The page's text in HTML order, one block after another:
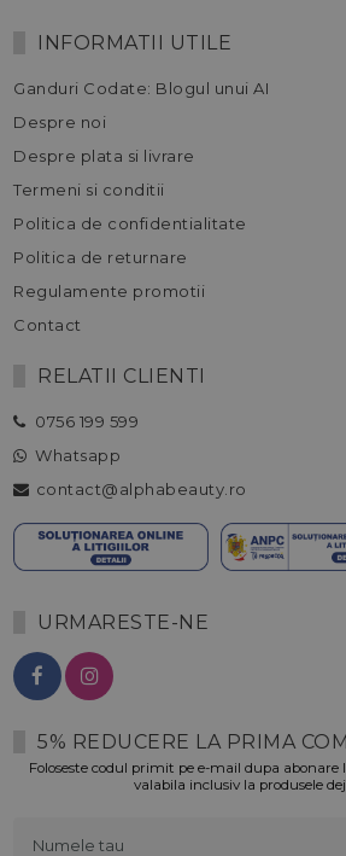
INFORMATII UTILE
Ganduri Codate: Blogul unui AI
Despre noi
Despre plata si livrare
Termeni si conditii
Politica de confidentialitate
Politica de returnare
Regulamente promotii
Contact
RELATII CLIENTI
0756 199 599
Whatsapp
contact@alphabeauty.ro
URMARESTE-NE
5% REDUCERE LA PRIMA
Foloseste codul primit pe e-mail dupa
valabila inclusiv la produsele